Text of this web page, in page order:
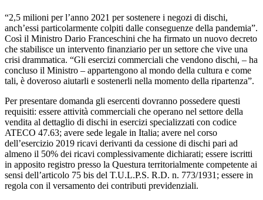
“2,5 milioni per l’anno 2021 per sostenere i negozi di dischi,
anch’essi particolarmente colpiti dalle conseguenze della pandemia”.
Così il Ministro Dario Franceschini che ha firmato un nuovo decreto
che stabilisce un intervento finanziario per un settore che vive una
crisi drammatica. “Gli esercizi commerciali che vendono dischi, – ha
concluso il Ministro – appartengono al mondo della cultura e come
tali, è doveroso aiutarli e sostenerli nella momento della ripartenza”.
Per presentare domanda gli esercenti dovranno possedere questi
requisiti: essere attività commerciali che operano nel settore della
vendita al dettaglio di dischi in esercizi specializzati con codice
ATECO 47.63; avere sede legale in Italia; avere nel corso
dell’esercizio 2019 ricavi derivanti da cessione di dischi pari ad
almeno il 50% dei ricavi complessivamente dichiarati; essere iscritti
in apposito registro presso la Questura territorialmente competente ai
sensi dell’articolo 75 bis del T.U.L.P.S. R.D. n. 773/1931; essere in
regola con il versamento dei contributi previdenziali.